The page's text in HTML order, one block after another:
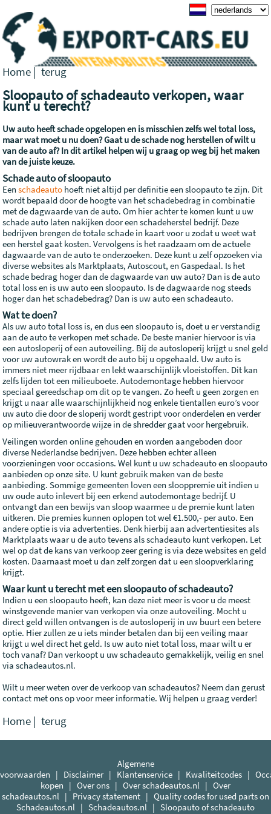
Home |terug
Sloopauto of schadeauto verkopen, waar
kunt u terecht?
Uw auto heeft schade opgelopen en is misschien zelfs wel total loss,
maar wat moet u nu doen? Gaat u de schade nog herstellen of wilt u
van de auto af? In dit artikel helpen wij u graag op weg bij het maken
van de juiste keuze.
Schade auto of sloopauto
Eenschadeauto hoeft niet altijd per definitie een sloopauto te zijn. Dit
wordt bepaald door de hoogte van het schadebedrag in combinatie
met de dagwaarde van de auto. Om hier achter te komen kunt u uw
schade auto laten nakijken door een schadeherstel bedrijf. Deze
bedrijven brengen de totale schade in kaart voor u zodat u weet wat
een herstel gaat kosten. Vervolgens is het raadzaam om de actuele
dagwaarde van de auto te onderzoeken. Deze kunt u zelf opzoeken via
diverse websites als Marktplaats, Autoscout, en Gaspedaal. Is het
schade bedrag hoger dan de dagwaarde van uw auto? Dan is de auto
total loss en is uw auto een sloopauto. Is de dagwaarde nog steeds
hoger dan het schadebedrag? Dan is uw auto een schadeauto.
Wat te doen?
Als uw auto total loss is, en dus een sloopauto is, doet u er verstandig
aan de auto te verkopen met schade. De beste manier hiervoor is via
een autosloperij of een autoveiling. Bij de autosloperij krijgt u snel geld
voor uw autowrak en wordt de auto bij u opgehaald. Uw auto is
immers niet meer rijdbaar en lekt waarschijnlijk vloeistoffen. Dit kan
zelfs lijden tot een milieuboete. Autodemontage hebben hiervoor
speciaal gereedschap om dit op te vangen. Zo heeft u geen zorgen en
krijgt u naar alle waarschijnlijkheid nog enkele tientallen euro’s voor
uw auto die door de sloperij wordt gestript voor onderdelen en verder
op milieuverantwoorde wijze in de shredder gaat voor hergebruik.
Veilingen worden online gehouden en worden aangeboden door
diverse Nederlandse bedrijven. Deze hebben echter alleen
voorzieningen voor occasions. Wel kunt u uw schadeauto en sloopauto
aanbieden op onze site. U kunt gebruik maken van de beste
aanbieding. Sommige gemeenten loven een slooppremie uit indien u
uw oude auto inlevert bij een erkend autodemontage bedrijf. U
ontvangt dan een bewijs van sloop waarmee u de premie kunt laten
uitkeren. Die premies kunnen oplopen tot wel €1.500,- per auto. Een
andere optie is via advertenties. Denk hierbij aan advertentiesites als
Marktplaats waar u de auto tevens als schadeauto kunt verkopen. Let
wel op dat de kans van verkoop zeer gering is via deze websites en geld
kosten. Daarnaast moet u dan zelf zorgen dat u een sloopverklaring
krijgt.
Waar kunt u terecht met een sloopauto of schadeauto?
Indien u een sloopauto heeft, kan deze niet meer is voor u de meest
winstgevende manier van verkopen via onze autoveiling. Mocht u
direct geld willen ontvangen is de autosloperij in uw buurt een betere
optie. Hier zullen ze u iets minder betalen dan bij een veiling maar
krijgt u wel direct het geld. Is uw auto niet total loss, maar wilt u er
toch vanaf? Dan verkoopt u uw schadeauto gemakkelijk, veilig en snel
via schadeautos.nl.
Wilt u meer weten over de verkoop van schadeautos? Neem dan gerust
contact met ons op voor meer informatie. Wij helpen u graag verder!
Home |terug
Algemene
voorwaarden | Disclaimer| Klantenservice | Kwaliteitcodes |
kopen | Over ons | Over schadeautos.nl | Over
schadeautos.nl | Privacy statement | Quality codes for used parts on
Schadeautos.nl | Schadeautos.nl | Sloopauto of schadeauto